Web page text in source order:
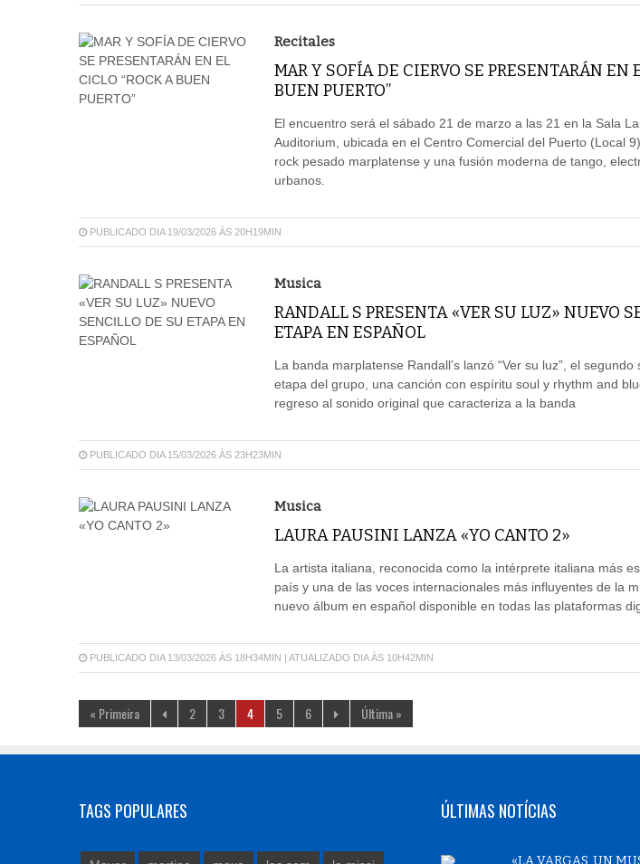
Recitales
MAR Y SOFÍA DE CIERVO SE PRESENTARÁN EN
BUEN PUERTO”
El encuentro será el sábado 21 de marzo a las 21 en la Sala
Auditorium, ubicada en el Centro Comercial del Puerto (Local
rock pesado marplatense y una fusión moderna de tango,
urbanos.
PUBLICADO DIA 19/03/2026 ÀS 20H19MIN
Musica
RANDALL S PRESENTA «VER SU LUZ» NUEVO
ETAPA EN ESPAÑOL
La banda marplatense Randall’s lanzó “Ver su luz”, el
etapa del grupo, una canción con espíritu soul y rhythm and
regreso al sonido original que caracteriza a la banda
PUBLICADO DIA 15/03/2026 ÀS 23H23MIN
Musica
LAURA PAUSINI LANZA «YO CANTO 2»
La artista italiana, reconocida como la intérprete italiana más
país y una de las voces internacionales más influyentes de la
nuevo álbum en español disponible en todas las plataformas
PUBLICADO DIA 13/03/2026 ÀS 18H34MIN | ATUALIZADO DIA ÀS 10H42MIN
« Primeira 2 3 4 5 6 Última »
TAGS POPULARES ÚLTIMAS NOTÍCIAS
«LA VARGAS, UN